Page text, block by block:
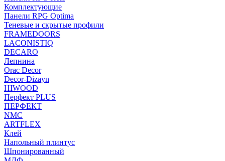
Комплектующие
Панели RPG Optima
Теневые и скрытые профили
FRAMEDOORS
LACONISTIQ
DECARO
Лепнина
Orac Decor
Decor-Dizayn
HIWOOD
Перфект PLUS
ПЕРФЕКТ
NMC
ARTFLEX
Клей
Напольный плинтус
Шпонированный